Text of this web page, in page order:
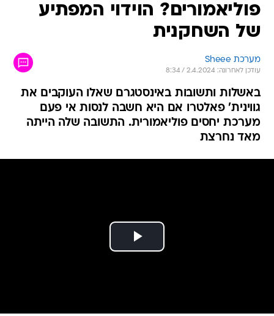
פוליאמורים? הוידוי המפתיע
של השחקנית
מערכת Sheee
עודכן לאחרונה: 2.4.2024 / 8:34
באשלות ותשובות באינסטגרם שאלו העוקבים את
גווינית' פאלטרו אם היא חשבה לנסות אי פעם
מערכת יחסים פוליאמורית. התשובה שלה הייתה
מאד נחרצת